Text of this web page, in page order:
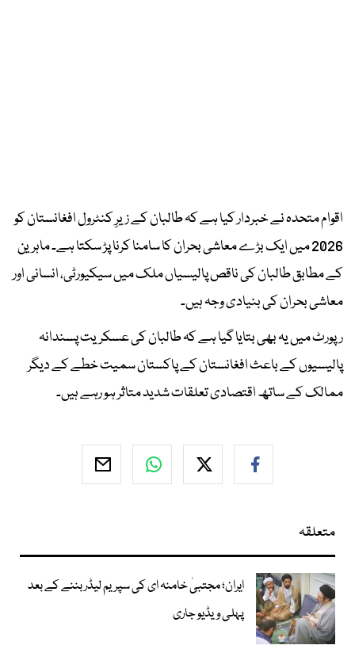
اقوام متحدہ نے خبردار کیا ہے کہ طالبان کے زیرِ کنٹرول افغانستان کو
2026 میں ایک بڑے معاشی بحران کا سامنا کرنا پڑ سکتا ہے۔ ماہرین
کے مطابق طالبان کی ناقص پالیسیاں ملک میں سیکیورٹی، انسانی اور
معاشی بحران کی بنیادی وجہ ہیں۔
رپورٹ میں یہ بھی بتایا گیا ہے کہ طالبان کی عسکریت پسندانہ
پالیسیوں کے باعث افغانستان کے پاکستان سمیت خطے کے دیگر
ممالک کے ساتھ اقتصادی تعلقات شدید متاثر ہو رہے ہیں۔
متعلقہ
ایران؛ مجتبیٰ خامنہ ای کی سپریم لیڈر بننے کے بعد
پہلی ویڈیو جاری